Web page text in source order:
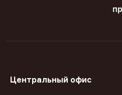
Центральный офис